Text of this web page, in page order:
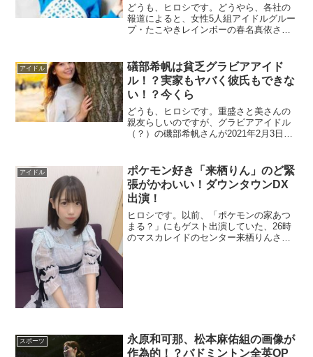
どうも、ヒロシです。どうやら、各社の
報道によると、女性5人組アイドルグルー
プ・たこやきレインボーの春名真依さん
が2021年2月3日、グループの公式サイト
で発表されたそうです。この報道を見...
アイドル
礒部希帆は貧乏グラビアアイド
ル！？実家もヤバく彼氏もできな
い！？今くら
どうも、ヒロシです。重盛さと美さんの
親友らしいのですが、グラビアアイドル
（？）の磯部希帆さんが2021年2月3日の
ろをまとめてみました。まあ、一応グラ
ドルということらしいので、そこらへん
も...
アイドル
ポケモン好き「来栖りん」のど緊
張がかわいい！ダウンタウンDX
出演！
ヒロシです。以前、「ポケモンの家あつ
まる？」にもゲスト出演していた、26時
のマスカレイドのセンター来栖りんさん
スポーツ
永原和可那、松本麻佑組の画像が
作為的！？バドミントン全英OP